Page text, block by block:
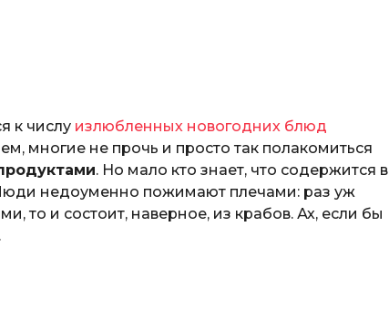
к числу излюбленных новогодних блюд
многие не прочь и просто так полакомиться
. Но мало кто знает, что содержится в
недоуменно пожимают плечами: раз уж
то и состоит, наверное, из крабов. Ах, если бы